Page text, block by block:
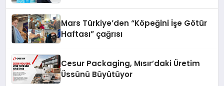
Mars Türkiye’den “Köpeğini İşe Götür
Haftası” çağrısı
Cesur Packaging, Mısır’daki Üretim
Üssünü Büyütüyor